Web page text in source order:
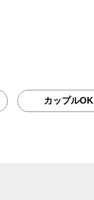
カップルOK